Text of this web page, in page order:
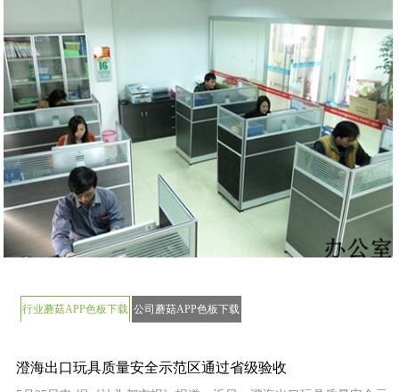
行业蘑菇APP色板下载 公司蘑菇APP色板下载
澄海出口玩具质量安全示范区通过省级验收